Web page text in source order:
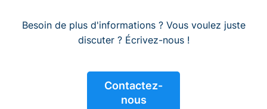
Besoin de plus d'informations ? Vous voulez juste
discuter ? Écrivez-nous !
Contactez-
nous